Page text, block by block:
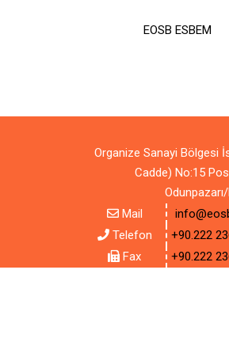
EOSB ESBEM
Organize Sanayi Bölgesi
Cadde) No:15
Mail
Telefon
+90.222
Fax
+90.222